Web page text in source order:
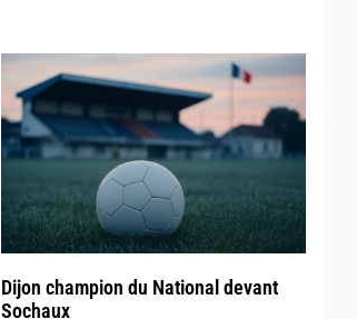
Dijon champion du National devant
Sochaux